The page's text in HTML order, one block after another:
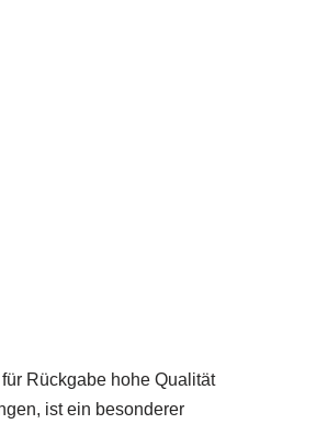
Rückgabe hohe Qualität
ist ein besonderer